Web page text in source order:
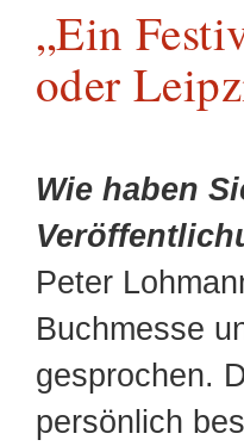
„Ein
oder
Wie haben
Peter
Buchmesse
gesprochen.
persönlich